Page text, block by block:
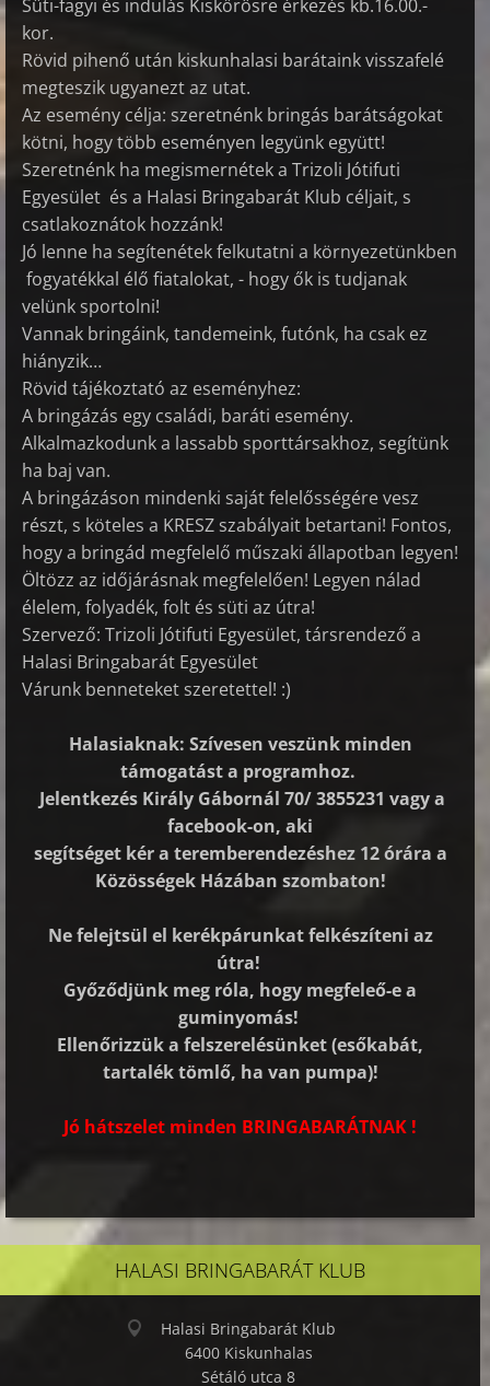
Süti-fagyi és indulás Kiskőrösre érkezés kb.16.00.-
kor.
Rövid pihenő után kiskunhalasi barátaink visszafelé
megteszik ugyanezt az utat.
Az esemény célja: szeretnénk bringás barátságokat
kötni, hogy több eseményen legyünk együtt!
Szeretnénk ha megismernétek a Trizoli Jótifuti
Egyesület és a Halasi Bringabarát Klub céljait, s
csatlakoznátok hozzánk!
Jó lenne ha segítenétek felkutatni a környezetünkben
fogyatékkal élő fiatalokat, - hogy ők is tudjanak
velünk sportolni!
Vannak bringáink, tandemeink, futónk, ha csak ez
hiányzik…
Rövid tájékoztató az eseményhez:
A bringázás egy családi, baráti esemény.
Alkalmazkodunk a lassabb sporttársakhoz, segítünk
ha baj van.
A bringázáson mindenki saját felelősségére vesz
részt, s köteles a KRESZ szabályait betartani! Fontos,
hogy a bringád megfelelő műszaki állapotban legyen!
Öltözz az időjárásnak megfelelően! Legyen nálad
élelem, folyadék, folt és süti az útra!
Szervező: Trizoli Jótifuti Egyesület, társrendező a
Halasi Bringabarát Egyesület
Várunk benneteket szeretettel! :)
Halasiaknak: Szívesen veszünk minden
támogatást a programhoz.
Jelentkezés Király Gábornál 70/ 3855231 vagy a
facebook-on, aki
segítséget kér a teremberendezéshez 12 órára a
Közösségek Házában szombaton!
Ne felejtsül el kerékpárunkat felkészíteni az
útra!
Győződjünk meg róla, hogy megfeleő-e a
guminyomás!
Ellenőrizzük a felszerelésünket (esőkabát,
tartalék tömlő, ha van pumpa)!
Jó hátszelet minden BRINGABARÁTNAK !
HALASI BRINGABARÁT KLUB
Halasi Bringabarát Klub
6400 Kiskunhalas
Sétáló utca 8